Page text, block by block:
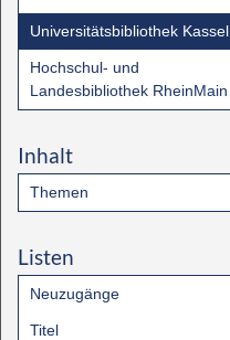
Universitätsbibliothek Kassel
Hochschul- und
Landesbibliothek RheinMain
Inhalt
Themen
Listen
Neuzugänge
Titel